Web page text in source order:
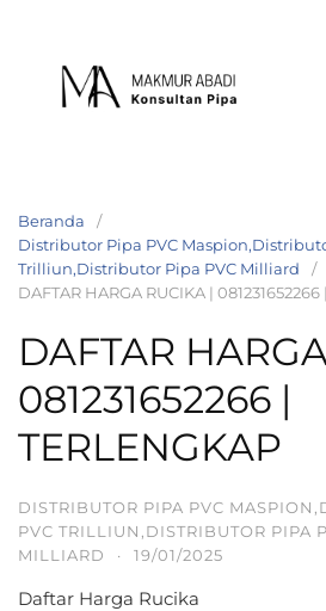
Beranda
Distributor Pipa PVC
Trilliun,Distributor Pipa PVC Milliard
DAFTAR HARGA RUCIKA |
DAFTAR
081231652266 |
TERLENGKAP
DISTRIBUTOR PIPA PVC
PVC TRILLIUN,DISTRIBUTOR PIPA
MILLIARD
· 19/01/2025
Daftar Harga Rucika